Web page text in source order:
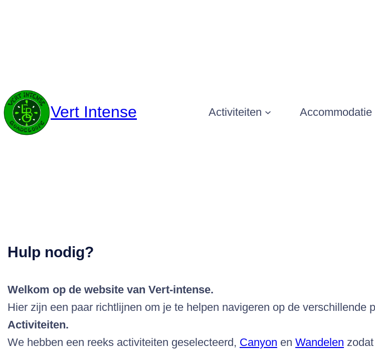
Vert Intense Activiteiten Accommodatie
Hulp nodig?
Welkom op de website van Vert-intense.
Hier zijn een paar richtlijnen om je te helpen navigeren op de verschillende
Activiteiten.
We hebben een reeks activiteiten geselecteerd, Canyon en Wandelen